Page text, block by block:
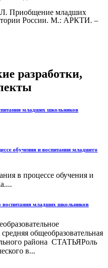
Приобщение младших
России. М.: АРКТИ. –
разработки,
младших школьников
обучения и воспитания младшего
в процессе обучения и
воспитания младших школьников
общеобразовательная
района СТАТЬЯРоль
в...